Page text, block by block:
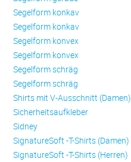
Se­gel­form konkav
Se­gel­form konkav
Se­gel­form konvex
Se­gel­form konvex
Se­gel­form schräg
Se­gel­form schräg
Shirts mit V-Ausschnitt (Damen)
Sicherheitsaufkleber
Sidney
SignatureSoft -T-Shirts (Damen)
SignatureSoft -T-Shirts (Herren)